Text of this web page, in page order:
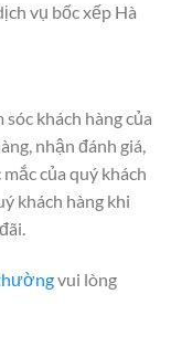
vụ bốc xếp Hà
khách hàng của
nhận đánh giá,
của quý khách
khách hàng khi
vui lòng